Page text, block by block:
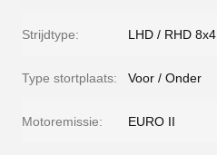
Strijdtype: LHD / RHD 8x4
Type stortplaats: Voor / Onder
Motoremissie: EURO II